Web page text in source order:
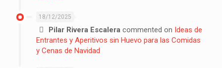
18/12/2025
Pilar Rivera Escalera commented on Ideas de
Entrantes y Aperitivos sin Huevo para las Comidas
y Cenas de Navidad